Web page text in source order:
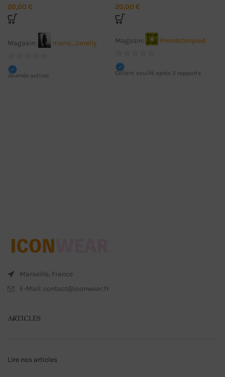
20,00 €
Magasin: marie_carelly
0
sur
Journée active!
20,00 €
Magasin: Prendstonpied
0
sur
Collant souillé après 2 rapports
Marseille, France
E-Mail: contact@iconwear.fr
ARTICLES
Lire nos articles